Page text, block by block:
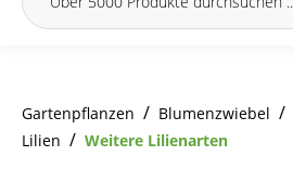
Gartenpflanzen / Blumenzwiebel /
Lilien / Weitere Lilienarten